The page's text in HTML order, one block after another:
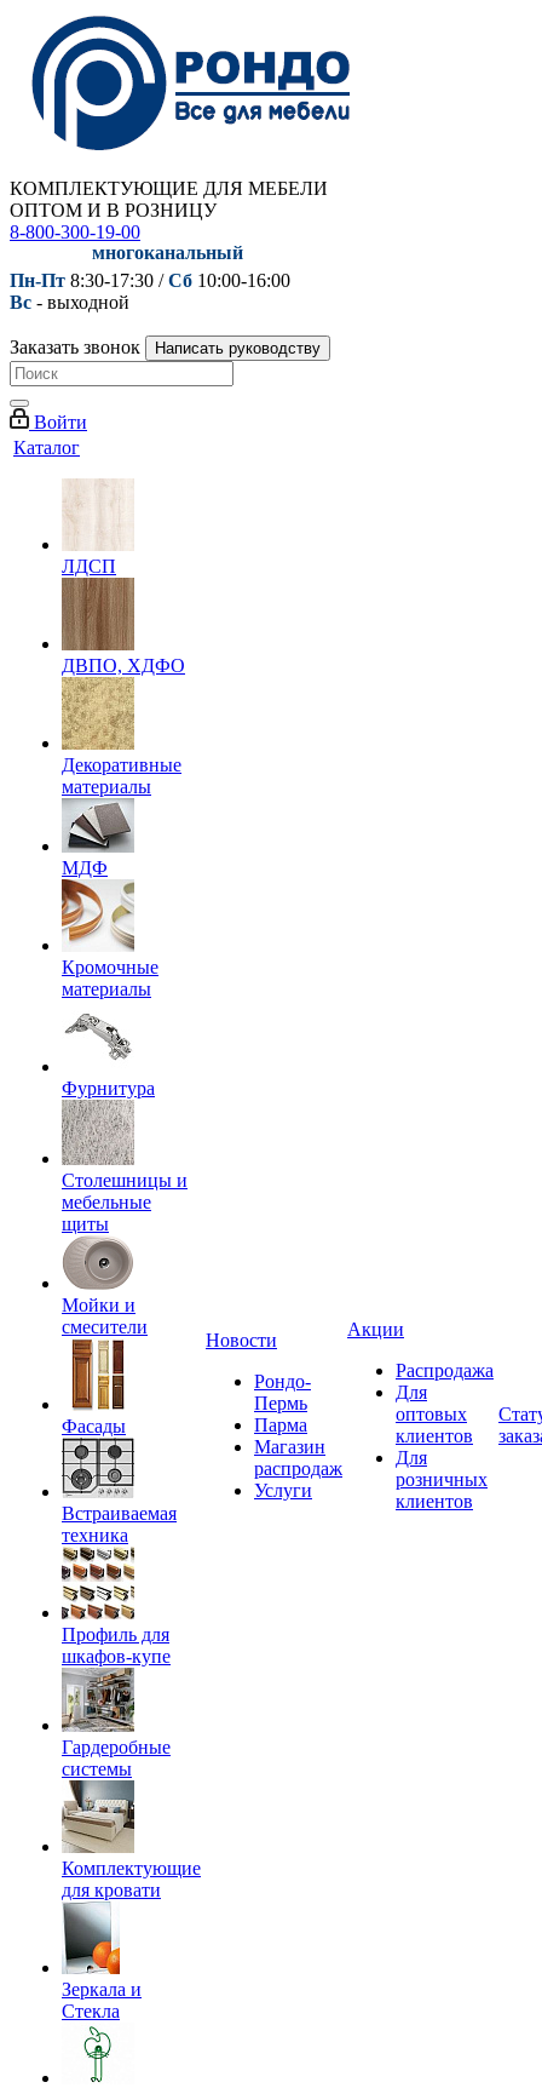
КОМПЛЕКТУЮЩИЕ ДЛЯ МЕБЕЛИ
ОПТОМ И В РОЗНИЦУ
8-800-300-19-00
многоканальный
Пн-Пт 8:30-17:30 /Сб 10:00-16:00
Вс - выходной
Заказать звонок Написать руководству
Войти
Каталог
ЛДСП
ДВПО, ХДФО
Декоративные
материалы
МДФ
Кромочные
материалы
Фурнитура
Столешницы и
мебельные
щиты
Мойки и
смесители
Фасады
Встраиваемая
техника
Профиль для
шкафов-купе
Гардеробные
системы
Комплектующие
для кровати
Зеркала и
Стекла
Новости
Рондо-
Пермь
Парма
Магазин
распродаж
Услуги
Акции
Распродажа
Для
оптовых
клиентов
Для
розничных
клиентов